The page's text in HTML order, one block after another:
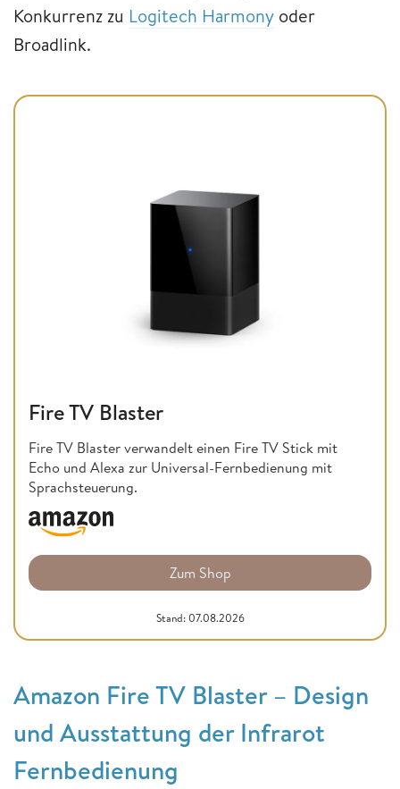
Konkurrenz zu Logitech Harmony oder
Broadlink.
Fire TV Blaster
Fire TV Blaster verwandelt einen Fire TV Stick mit
Echo und Alexa zur Universal-Fernbedienung mit
Sprachsteuerung.
Zum Shop
Stand: 07.08.2026
Amazon Fire TV Blaster – Design
und Ausstattung der Infrarot
Fernbedienung